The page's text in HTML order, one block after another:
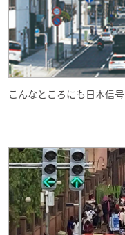
こんなところにも日本信号